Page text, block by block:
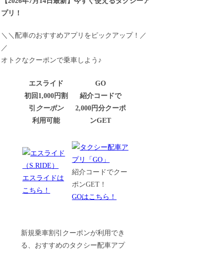
プリ！
＼＼配車のおすすめアプリをピックアップ！／
／
オトクなクーポンで乗車しよう♪
エスライド
初回1,000円割
引 クーポン
利用可能
GO
紹介コードで
2,000円分クーポ
ンGET
エスライドは
こちら！
紹介コードでクー
ポンGET！
GOはこちら！
新規乗車割引クーポンが利用でき
る、おすすめのタクシー配車アプ